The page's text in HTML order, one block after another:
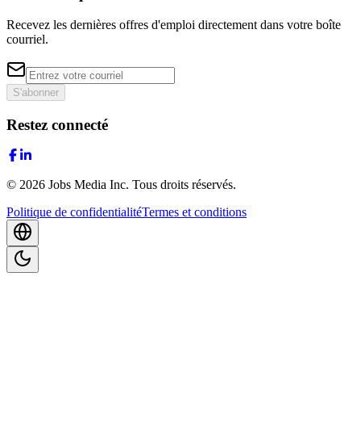
Recevez les dernières offres d'emploi directement dans votre boîte
courriel.
S'abonner
Restez connecté
© 2026 Jobs Media Inc. Tous droits réservés.
Politique de confidentialitéTermes et conditions